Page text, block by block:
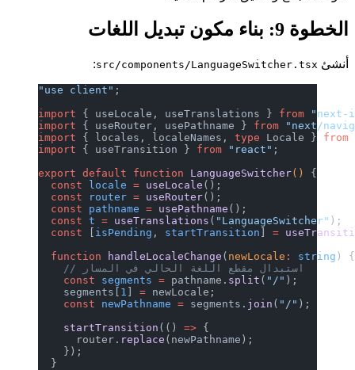
الخطوة 9: بناء مكون تبديل اللغات
أنشئsrc/components/LanguageSwitcher.tsx
:
"use client"
import { useLocale, useTranslations } from
import { useRouter, usePathname } from
"next/
import { locales, localeNames, type Locale } from
import { useTransition } from "react"
export default function LanguageSwitcher ()
  const
locale = useLocale ();
  const
router = useRouter ();
  const
pathname = usePathname ();
  const
t = useTranslations ( "LanguageSwitcher" );
  const
[ isPending , startTransition ]
  function
handleLocaleChange (newLocale string
)
    // استبدال مقطع اللغة الحالي في المسار
    const
segments = pathname.split ( "/" );
    segments[
] newLocale;
    const
newPathname = segments. join ( "/" );
    startTransition
(() => {
      router.
replace (newPathname);
    });
  }